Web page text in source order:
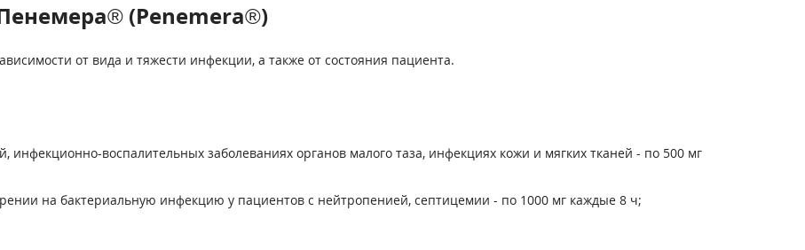
(Penemera®)
от вида и тяжести инфекции, а также от состояния пациента.
воспалительных заболеваниях органов малого таза, инфекциях кожи и мягких тканей - по 500 мг
на бактериальную инфекцию у пациентов с нейтропенией, септицемии - по 1000 мг каждые 8 ч;